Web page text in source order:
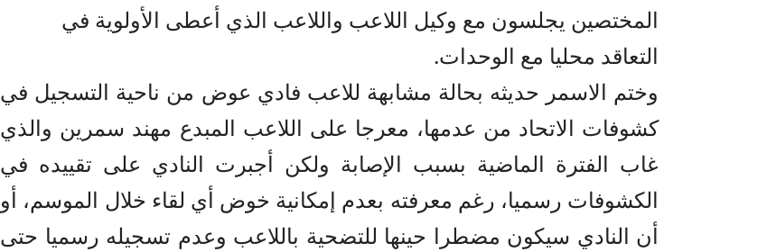
المختصين يجلسون مع وكيل اللاعب واللاعب الذي أعطى الأولوية في
التعاقد محليا مع الوحدات.
وختم الاسمر حديثه بحالة مشابهة للاعب فادي عوض من ناحية التسجيل في
كشوفات الاتحاد من عدمها، معرجا على اللاعب المبدع مهند سمرين والذي
غاب الفترة الماضية بسبب الإصابة ولكن أجبرت النادي على تقييده في
الكشوفات رسميا، رغم معرفته بعدم إمكانية خوض أي لقاء خلال الموسم، أو
أن النادي سيكون مضطرا حينها للتضحية باللاعب وعدم تسجيله رسميا حتى